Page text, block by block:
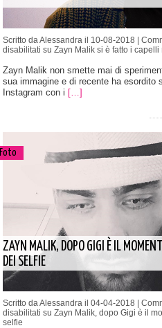
Scritto da Alessandra il 10-08-2018 |
disabilitati su Zayn Malik si è fatto i capelli
Zayn Malik non smette mai di
sua immagine e di recente ha esordito
Instagram con i […]
Foto
ZAYN MALIK, DOPO GIGI È IL
DEI SELFIE
Scritto da Alessandra il 04-04-2018 |
disabilitati su Zayn Malik, dopo Gigi è il
selfie